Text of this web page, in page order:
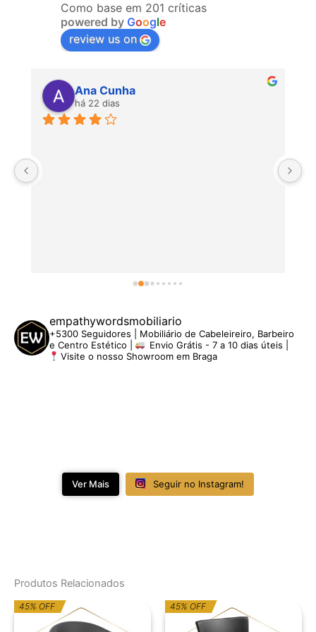
Como base em 201 críticas
powered by Google
review us on
Ana Cunha
há 22 dias
empathywordsmobiliario
+5300 Seguidores | Mobiliário de Cabeleireiro, Barbeiro
e Centro Estético |
Envio Grátis - 7 a 10 dias úteis |
Visite o nosso Showroom em Braga
Ver Mais Seguir no Instagram!
Produtos Relacionados
45% OFFO
preço
original
O
preço
atual
45% OFFO
preço
O
preço